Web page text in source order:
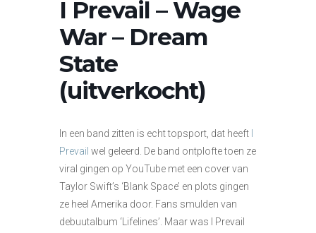
I Prevail – Wage
War – Dream
State
(uitverkocht)
In een band zitten is echt topsport, dat heeft
Prevail wel geleerd. De band ontplofte toen ze
viral gingen op YouTube met een cover van
Taylor Swift’s ‘Blank Space’ en plots gingen
ze heel Amerika door. Fans smulden van
debuutalbum ‘Lifelines’. Maar was I Prevail